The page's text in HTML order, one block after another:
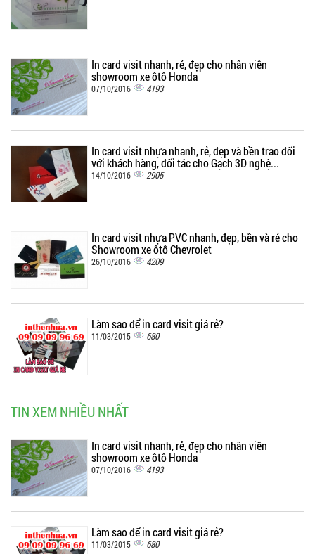
In card visit nhanh, rẻ, đẹp cho nhân viên
showroom xe ôtô Honda
07/10/2016 4193
In card visit nhựa nhanh, rẻ, đẹp và bền trao đổi
với khách hàng, đối tác cho Gạch 3D nghệ...
14/10/2016 2905
In card visit nhựa PVC nhanh, đẹp, bền và rẻ cho
Showroom xe ôtô Chevrolet
26/10/2016 4209
Làm sao để in card visit giá rẻ?
11/03/2015 680
TIN XEM NHIỀU NHẤT
In card visit nhanh, rẻ, đẹp cho nhân viên
showroom xe ôtô Honda
07/10/2016 4193
Làm sao để in card visit giá rẻ?
11/03/2015 680